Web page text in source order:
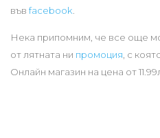
във facebook
Нека припомним, че все още
от лятната ни промоция , с
Онлайн магазин на цена от